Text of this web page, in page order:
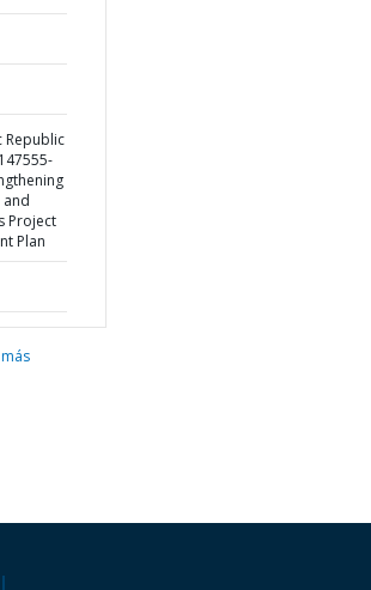
Republic
Project
Plan